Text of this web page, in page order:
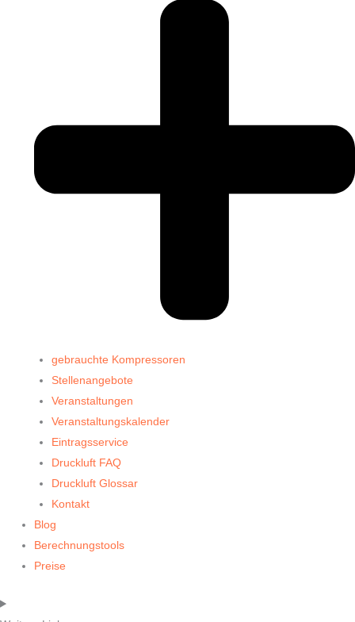
gebrauchte Kompressoren
Stellenangebote
Veranstaltungen
Veranstaltungskalender
Eintragsservice
Druckluft FAQ
Druckluft Glossar
Kontakt
Blog
Berechnungstools
Preise